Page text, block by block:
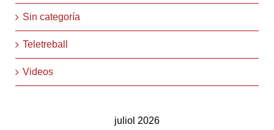
Sin categoría
Teletreball
Videos
juliol 2026